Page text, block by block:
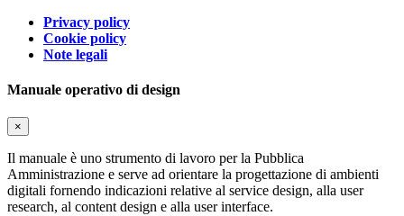
Privacy policy
Cookie policy
Note legali
Manuale operativo di design
×
Il manuale è uno strumento di lavoro per la Pubblica
Amministrazione e serve ad orientare la progettazione di ambienti
digitali fornendo indicazioni relative al service design, alla user
research, al content design e alla user interface.